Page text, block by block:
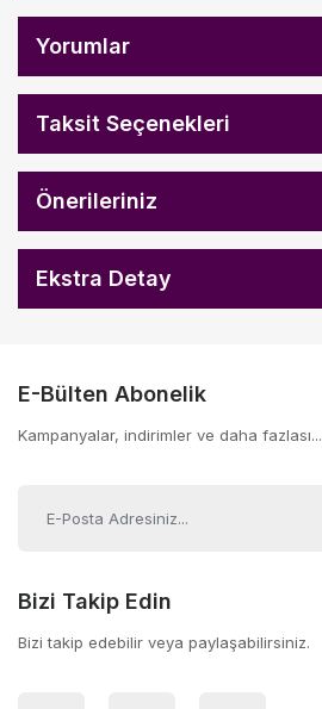
Yorumlar
Taksit Seçenekleri
Önerileriniz
Ekstra Detay
E-Bülten Abonelik
Kampanyalar, indirimler ve daha fazlası...
Bizi Takip Edin
Bizi takip edebilir veya paylaşabilirsiniz.